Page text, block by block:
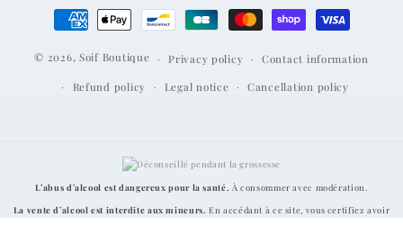
Payment
methods
© 2026, Soif Boutique Privacy policy Contact information
Refund policy Legal notice Cancellation policy
L’abus d’alcool est dangereux pour la santé. À consommer avec modération.
La vente d’alcool est interdite aux mineurs. En accédant à ce site, vous certifiez avoir